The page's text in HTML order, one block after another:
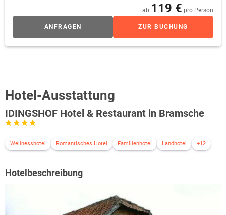
ab 119 € pro Person
ANFRAGEN ZUR BUCHUNG
Hotel-Ausstattung
IDINGSHOF Hotel & Restaurant in Bramsche
Wellnesshotel Romantisches Hotel Familienhotel Landhotel +12
Hotelbeschreibung